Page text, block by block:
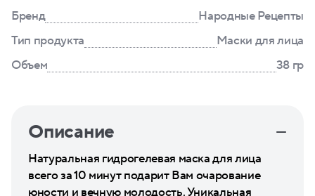
Бренд
Народные Рецепты
Тип продукта
Маски для лица
Объем
38 гр
Описание
Натуральная гидрогелевая маска для лица
всего за 10 минут подарит Вам очарование
юности и вечную молодость. Уникальная